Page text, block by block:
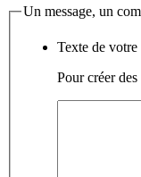
Un message, un
Texte de votre
Pour créer